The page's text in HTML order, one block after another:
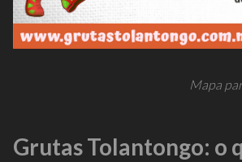
Mapa
Grutas Tolantongo: o